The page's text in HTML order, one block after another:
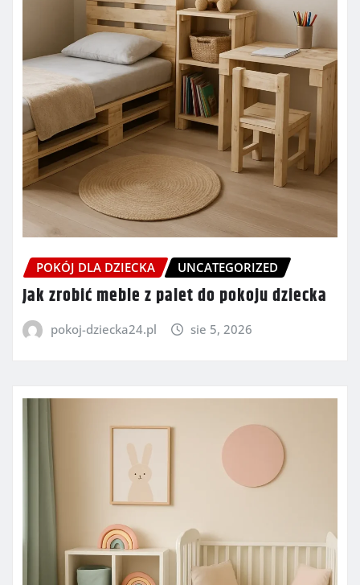
POKÓJ DLA DZIECKA UNCATEGORIZED
Jak zrobić meble z palet do pokoju dziecka
pokoj-dziecka24.pl sie 5, 2026